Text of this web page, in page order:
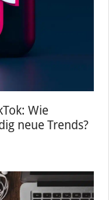
Wie
neue Trends?